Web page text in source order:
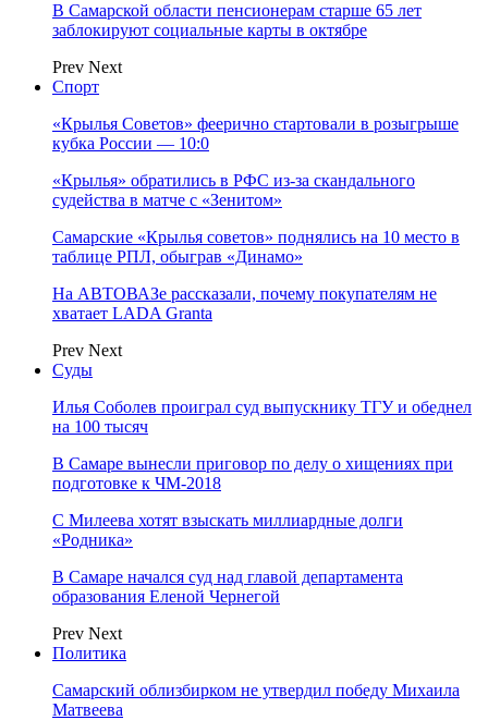
В Самарской области пенсионерам старше 65 лет
заблокируют социальные карты в октябре
Prev Next
Спорт
«Крылья Советов» феерично стартовали в розыгрыше
кубка России — 10:0
«Крылья» обратились в РФС из-за скандального
судейства в матче с «Зенитом»
Самарские «Крылья советов» поднялись на 10 место в
таблице РПЛ, обыграв «Динамо»
На АВТОВАЗе рассказали, почему покупателям не
хватает LADA Granta
Prev Next
Суды
Илья Соболев проиграл суд выпускнику ТГУ и обеднел
на 100 тысяч
В Самаре вынесли приговор по делу о хищениях при
подготовке к ЧМ-2018
С Милеева хотят взыскать миллиардные долги
«Родника»
В Самаре начался суд над главой департамента
образования Еленой Чернегой
Prev Next
Политика
Самарский облизбирком не утвердил победу Михаила
Матвеева